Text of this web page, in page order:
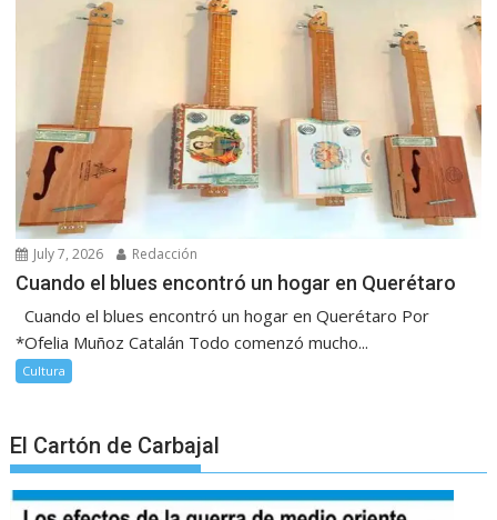
July 7, 2026 Redacción
Cuando el blues encontró un hogar en Querétaro
Cuando el blues encontró un hogar en Querétaro Por
*Ofelia Muñoz Catalán Todo comenzó mucho...
Cultura
El Cartón de Carbajal